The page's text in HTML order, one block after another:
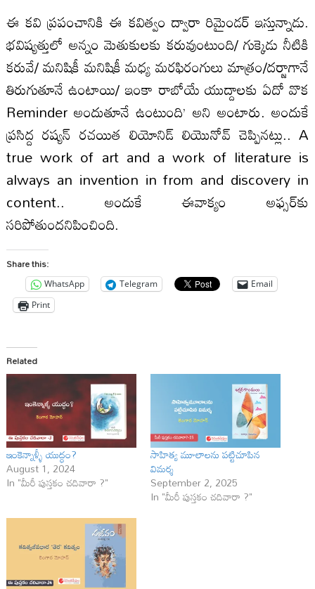
ఈ కవి ప్రపంచానికి ఈ కవిత్వం ద్వారా రిమైండర్‌ ఇస్తున్నాడు.
భవిష్యత్తులో అన్నం మెతుకులకు కరువుంటుంది/ గుక్కెడు నీటికి
కరువే/ మనిషికీ మనిషికీ మధ్య మరఫిరంగులు మాత్రం/దర్జాగానే
తిరుగుతూనే ఉంటాయి/ ఇంకా రాబోయే యుద్దాలకు ఏదో వొక
Reminder అందుతూనే ఉంటుంది’ అని అంటారు. అందుకే
ప్రసిద్ద రష్యన్‌ రచయిత లియోనిడ్‌ లియొనోవ్‌ చెప్పినట్లు.. A
true work of art and a work of literature is
always an invention in from and discovery in
content.. అందుకే ఈవాక్యం అఫ్సర్‌కు
సరిపోతుందనిపించింది.
Share this:
WhatsApp Telegram
Email
Print
Related
ఇంకెన్నాళ్ళీ యుద్ధం?
August 1, 2024
In "మీరీ పుస్తకం చదివారా ?"
సాహిత్య మూలాలను పట్టిచూపిన
విమర్శ
September 2, 2025
In "మీరీ పుస్తకం చదివారా ?"